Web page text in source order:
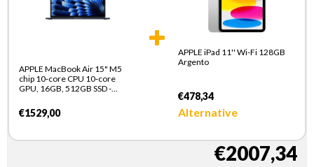
APPLE MacBook Air 15" M5
chip 10‑core CPU 10‑core
GPU, 16GB, 512GB SSD -
€1529,00
APPLE iPad 11'' Wi-Fi 128GB
Argento
€478,34
Alternative
€2007,34